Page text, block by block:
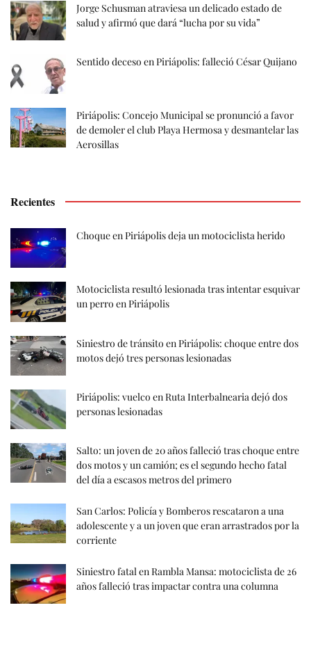
Jorge Schusman atraviesa un delicado estado de
salud y afirmó que dará “lucha por su vida”
Sentido deceso en Piriápolis: falleció César Quijano
Piriápolis: Concejo Municipal se pronunció a favor
de demoler el club Playa Hermosa y desmantelar las
Aerosillas
Recientes
Choque en Piriápolis deja un motociclista herido
Motociclista resultó lesionada tras intentar esquivar
un perro en Piriápolis
Siniestro de tránsito en Piriápolis: choque entre dos
motos dejó tres personas lesionadas
Piriápolis: vuelco en Ruta Interbalnearia dejó dos
personas lesionadas
Salto: un joven de 20 años falleció tras choque entre
dos motos y un camión; es el segundo hecho fatal
del día a escasos metros del primero
San Carlos: Policía y Bomberos rescataron a una
adolescente y a un joven que eran arrastrados por la
corriente
Siniestro fatal en Rambla Mansa: motociclista de 26
años falleció tras impactar contra una columna